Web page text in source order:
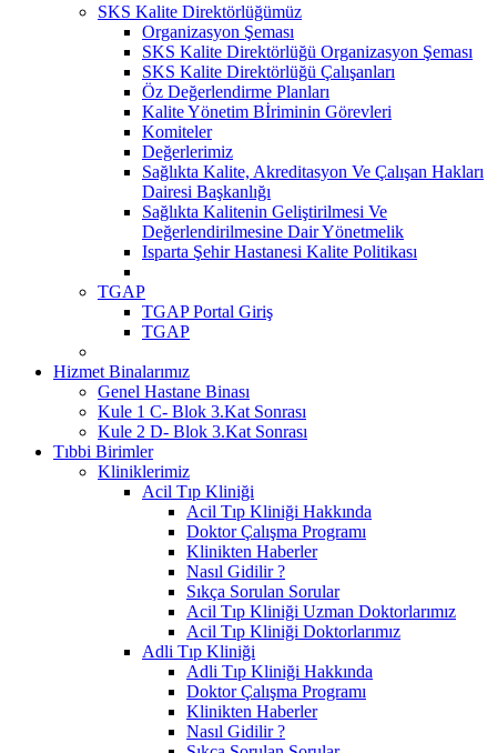
SKS Kalite Direktörlüğümüz
Organizasyon Şeması
SKS Kalite Direktörlüğü Organizasyon Şeması
SKS Kalite Direktörlüğü Çalışanları
Öz Değerlendirme Planları
Kalite Yönetim Bİriminin Görevleri
Komiteler
Değerlerimiz
Sağlıkta Kalite, Akreditasyon Ve Çalışan Hakları
Dairesi Başkanlığı
Sağlıkta Kalitenin Geliştirilmesi Ve
Değerlendirilmesine Dair Yönetmelik
Isparta Şehir Hastanesi Kalite Politikası
TGAP
TGAP Portal Giriş
TGAP
Hizmet Binalarımız
Genel Hastane Binası
Kule 1 C- Blok 3.Kat Sonrası
Kule 2 D- Blok 3.Kat Sonrası
Tıbbi Birimler
Kliniklerimiz
Acil Tıp Kliniği
Acil Tıp Kliniği Hakkında
Doktor Çalışma Programı
Klinikten Haberler
Nasıl Gidilir ?
Sıkça Sorulan Sorular
Acil Tıp Kliniği Uzman Doktorlarımız
Acil Tıp Kliniği Doktorlarımız
Adli Tıp Kliniği
Adli Tıp Kliniği Hakkında
Doktor Çalışma Programı
Klinikten Haberler
Nasıl Gidilir ?